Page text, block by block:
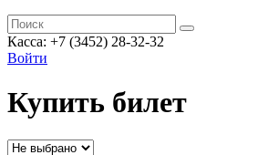
Касса: +7 (3452) 28-32-32
Войти
Купить билет